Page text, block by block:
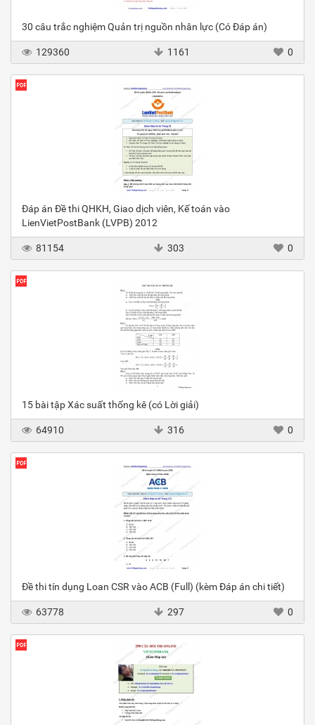
30 câu trắc nghiệm Quản trị nguồn nhân lực (Có Đáp án)
129360 1161 0
Đáp án Đề thi QHKH, Giao dịch viên, Kế toán vào
LienVietPostBank (LVPB) 2012
81154 303 0
15 bài tập Xác suất thống kê (có Lời giải)
64910 316 0
Đề thi tín dụng Loan CSR vào ACB (Full) (kèm Đáp án chi tiết)
63778 297 0